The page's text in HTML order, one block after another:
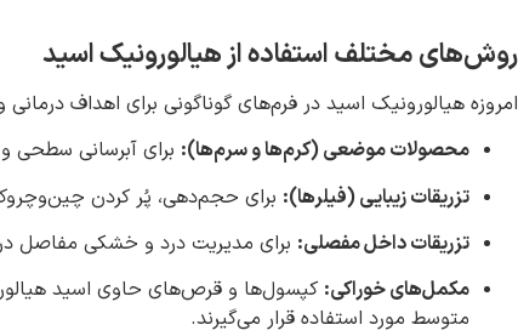
روش‌های مختلف استفاده از هیالورونیک اسید
امروزه هیالورونیک اسید در فرم‌های گوناگونی برای اهداف
محصولات موضعی (کرم‌ها و سرم‌ها): برای آبرسانی سطحی
تزریقات زیبایی (فیلرها): برای حجم‌دهی، پُر کردن
تزریقات داخل مفصلی: برای مدیریت درد و خشکی مفاصل در
مکمل‌های خوراکی: کپسول‌ها و قرص‌های حاوی اسید
متوسط مورد استفاده قرار می‌گیرند.